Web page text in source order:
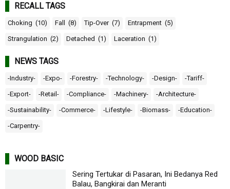
RECALL TAGS
Choking (10) Fall (8) Tip-Over (7) Entrapment (5)
Strangulation (2) Detached (1) Laceration (1)
NEWS TAGS
-Industry- -Expo- -Forestry- -Technology- -Design- -Tariff-
-Export- -Retail- -Compliance- -Machinery- -Architecture-
-Sustainability- -Commerce- -Lifestyle- -Biomass- -Education-
-Carpentry-
WOOD BASIC
Sering Tertukar di Pasaran, Ini Bedanya Red
Balau, Bangkirai dan Meranti